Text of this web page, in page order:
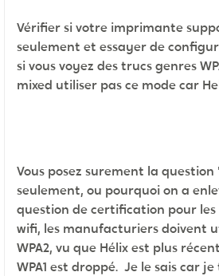
Vérifier si votre imprimante
seulement et essayer de
si vous voyez des trucs genres
mixed utiliser pas ce mode car
Vous posez surement la question
seulement, ou pourquoi on a
question de certification pour
wifi, les manufacturiers doivent
WPA2, vu que Hélix est plus
WPA1 est droppé. Je le sais car